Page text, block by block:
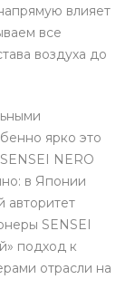
влияет
все
воздуха до
ярко это
NERO
в Японии
авторитет
SENSEI
подход к
отрасли на